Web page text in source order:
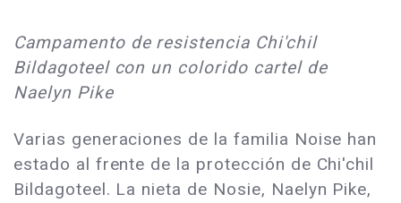
Campamento de resistencia Chi'chil
Bildagoteel con un colorido cartel de
Naelyn Pike
Varias generaciones de la familia Noise han
estado al frente de la protección de Chi'chil
Bildagoteel. La nieta de Nosie, Naelyn Pike,